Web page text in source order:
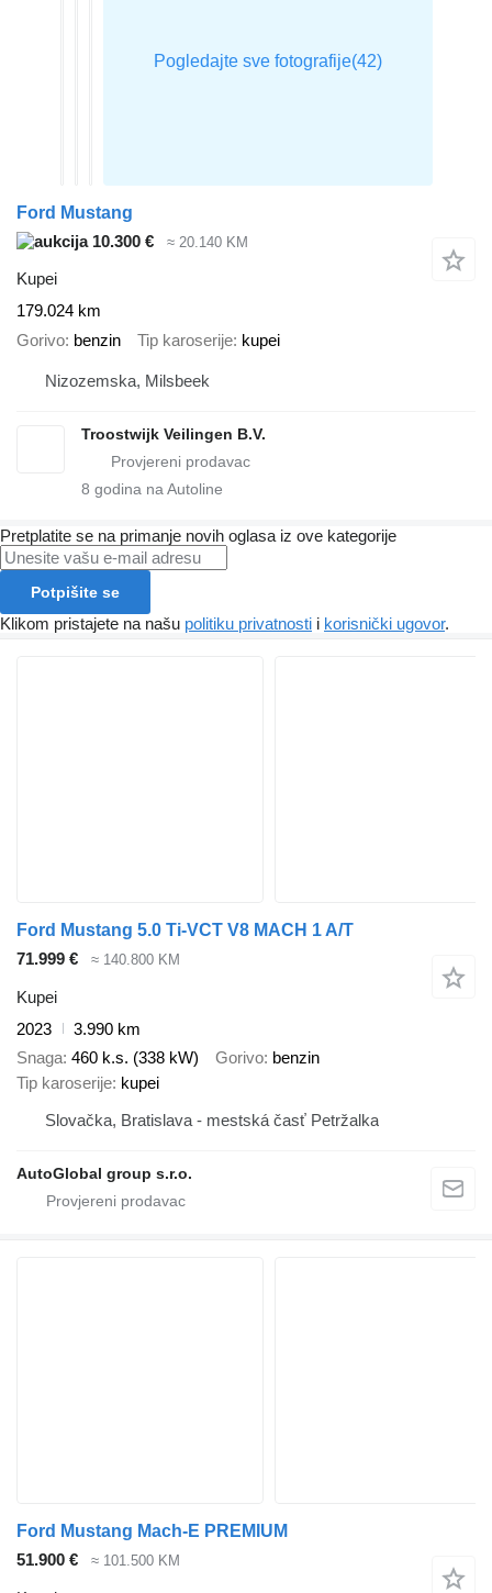
Ford Mustang
10.300 €
≈ 20.140 KM
Kupei
179.024 km
Gorivo benzin Tip karoserije kupei
Nizozemska, Milsbeek
Troostwijk Veilingen B.V.
8 godina na Autoline
Pretplatite se na primanje novih oglasa iz ove kategorije
Potpišite se
Klikom pristajete na našu politiku privatnosti i korisnički ugovor.
Ford Mustang 5.0 Ti-VCT V8 MACH 1 A/T
71.999 €
≈ 140.800 KM
Kupei
2023
3.990 km
Snaga 460 k.s. (338 kW) Gorivo benzin
Tip karoserije kupei
Slovačka, Bratislava - mestská časť Petržalka
AutoGlobal group s.r.o.
Ford Mustang Mach-E PREMIUM
51.900 €
≈ 101.500 KM